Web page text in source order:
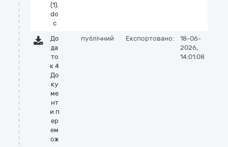
(1).
do
c
До
да
то
к 4
До
ку
ме
нт
и п
ер
ем
ож
публічний Експортовано:
18-06-
2026,
14:01:08